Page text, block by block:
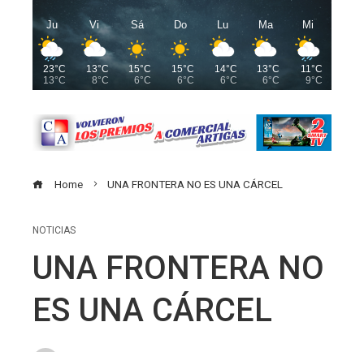
Ju
23°C
13°C
Vi
13°C
8°C
Sá
15°C
6°C
Do
15°C
6°C
Lu
14°C
6°C
Ma
13°C
6°C
Mi
11°C
9°C
Home UNA FRONTERA NO ES UNA CÁRCEL
NOTICIAS
UNA FRONTERA NO
ES UNA CÁRCEL